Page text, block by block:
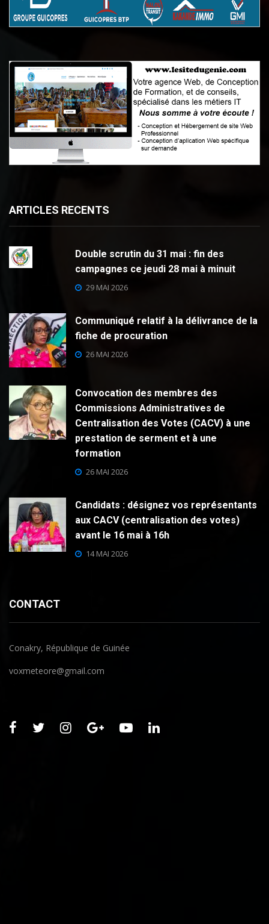
ARTICLES RECENTS
Double scrutin du 31 mai : fin des
campagnes ce jeudi 28 mai à minuit
29 MAI 2026
Communiqué relatif à la délivrance de la
fiche de procuration
26 MAI 2026
Convocation des membres des
Commissions Administratives de
Centralisation des Votes (CACV) à une
prestation de serment et à une
formation
26 MAI 2026
Candidats : désignez vos représentants
aux CACV (centralisation des votes)
avant le 16 mai à 16h
14 MAI 2026
CONTACT
Conakry, République de Guinée
voxmeteore@gmail.com